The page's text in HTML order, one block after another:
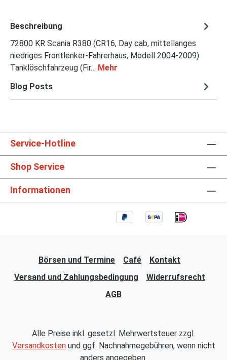
Beschreibung
72800 KR Scania R380 (CR16, Day cab, mittellanges
niedriges Frontlenker-Fahrerhaus, Modell 2004-2009)
Tanklöschfahrzeug (Fir… Mehr
Blog Posts
Service-Hotline
Shop Service
Informationen
Börsen und Termine Café
Kontakt
Versand und Zahlungsbedingung
Widerrufsrecht
AGB
Alle Preise inkl. gesetzl. Mehrwertsteuer zzgl.
Versandkostenund ggf. Nachnahmegebühren, wenn nicht
anders angegeben.